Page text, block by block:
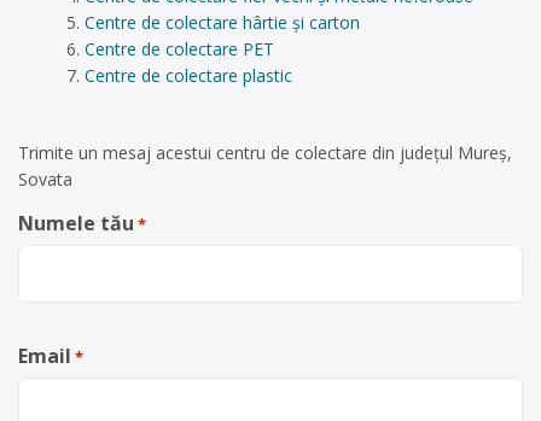
Centre de colectare hârtie și carton
Centre de colectare PET
Centre de colectare plastic
Trimite un mesaj acestui centru de colectare din județul Mureș,
Sovata
Numele tău *
Email *